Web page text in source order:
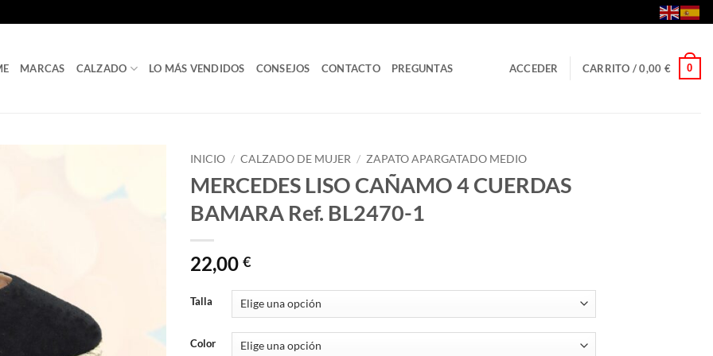
MARCAS CALZADO LO MÁS VENDIDOS CONSEJOS CONTACTO PREGUNTAS ACCEDER CARRITO /0,00 € 0
INICIO / CALZADO DE MUJER / ZAPATO APARGATADO MEDIO
MERCEDES LISO CAÑAMO 4 CUERDAS
BAMARA Ref. BL2470-1
22,00 €
Talla
Color